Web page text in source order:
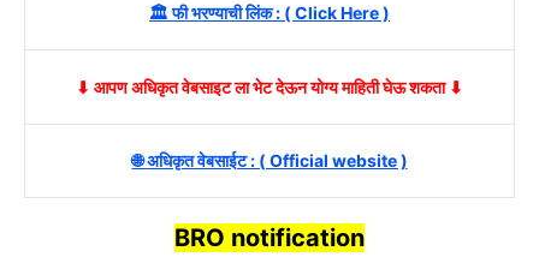
🏛️फी भरण्याची लिंक: ( Click Here )
⬇ आपण अधिकृत वेबसाइट ला भेट देऊन योग्य माहिती घेऊ शकता ⬇
🌐अधिकृत वेबसाईट : ( Official website )
BRO notification